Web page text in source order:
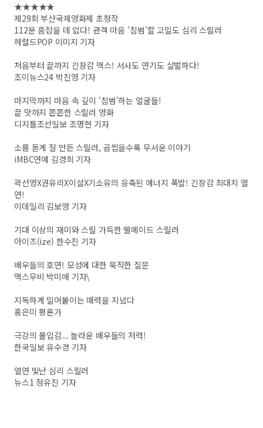
★★★★★
제29회 부산국제영화제 초청작
112분 흠잡을 데 없다! 관객 마음 '침범'할 고밀도 심리 스릴러
헤럴드POP 이미지 기자
처음부터 끝까지 긴장감 맥스! 서사도 연기도 살벌하다!
조이뉴스24 박진영 기자
마지막까지 마음 속 깊이 '침범'하는 얼굴들!
끝 맛까지 쫀쫀한 스릴러 영화
디지틀조선일보 조명현 기자
소름 돋게 잘 만든 스릴러, 곱씹을수록 무서운 이야기
iMBC연예 김경희 기자
곽선영X권유리X이설X기소유의 응축된 에너지 폭발! 긴장감 최대치 열
연!
이데일리 김보영 기자
기대 이상의 재미와 스릴 가득한 웰메이드 스릴러
아이즈(ize) 한수진 기자
배우들의 호연! 모성에 대한 묵직한 질문
맥스무비 박미애 기자\
지독하게 밀어붙이는 매력을 지녔다
홍은미 평론가
극강의 몰입감... 놀라운 배우들의 저력!
한국일보 유수경 기자
열연 빛난 심리 스릴러
뉴스1 정유진 기자